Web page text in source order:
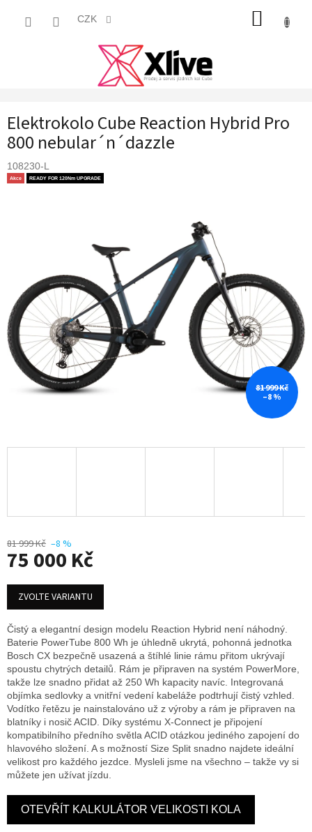
CZK
Elektrokolo Cube Reaction Hybrid Pro
800 nebular´n´dazzle
108230-L
Akce READY FOR 120Nm UPGRADE
81 999 Kč
–8 %
81 999 Kč –8 %
75 000 Kč
Měrná
cena:
ZVOLTE VARIANTU
Čistý a elegantní design modelu Reaction Hybrid není náhodný.
Baterie PowerTube 800 Wh je úhledně ukrytá, pohonná jednotka
Bosch CX bezpečně usazená a štíhlé linie rámu přitom ukrývají
spoustu chytrých detailů. Rám je připraven na systém PowerMore,
takže lze snadno přidat až 250 Wh kapacity navíc. Integrovaná
objímka sedlovky a vnitřní vedení kabeláže podtrhují čistý vzhled.
Vodítko řetězu je nainstalováno už z výroby a rám je připraven na
blatníky i nosič ACID. Díky systému X-Connect je připojení
kompatibilního předního světla ACID otázkou jediného zapojení do
hlavového složení. A s možností Size Split snadno najdete ideální
velikost pro každého jezdce. Mysleli jsme na všechno – takže vy si
můžete jen užívat jízdu.
OTEVŘÍT KALKULÁTOR VELIKOSTI KOLA